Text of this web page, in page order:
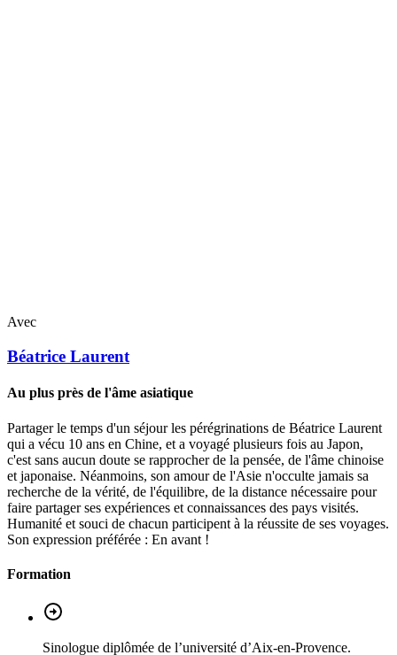
Avec
Béatrice Laurent
Au plus près de l'âme asiatique
Partager le temps d'un séjour les pérégrinations de Béatrice Laurent
qui a vécu 10 ans en Chine, et a voyagé plusieurs fois au Japon,
c'est sans aucun doute se rapprocher de la pensée, de l'âme chinoise
et japonaise. Néanmoins, son amour de l'Asie n'occulte jamais sa
recherche de la vérité, de l'équilibre, de la distance nécessaire pour
faire partager ses expériences et connaissances des pays visités.
Humanité et souci de chacun participent à la réussite de ses voyages.
Son expression préférée : En avant !
Formation
Sinologue diplômée de l’université d’Aix-en-Provence.